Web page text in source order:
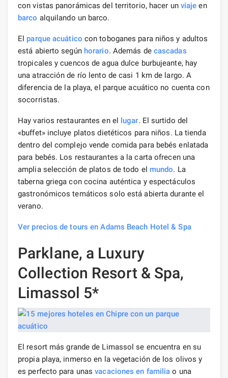
con vistas panorámicas del territorio, hacer un viaje en
barco alquilando un barco.
El parque acuático con toboganes para niños y adultos
está abierto según horario. Además de cascadas
tropicales y cuencos de agua dulce burbujeante, hay
una atracción de río lento de casi 1 km de largo. A
diferencia de la playa, el parque acuático no cuenta con
socorristas.
Hay varios restaurantes en el lugar. El surtido del
«buffet» incluye platos dietéticos para niños. La tienda
dentro del complejo vende comida para bebés enlatada
para bebés. Los restaurantes a la carta ofrecen una
amplia selección de platos de todo el mundo. La
taberna griega con cocina auténtica y espectáculos
gastronómicos temáticos solo está abierta durante el
verano.
Ver precios de tours en Adams Beach Hotel & Spa
Parklane, a Luxury
Collection Resort & Spa,
Limassol 5*
El resort más grande de Limassol se encuentra en su
propia playa, inmerso en la vegetación de los olivos y
es perfecto para unasvacaciones en familia o una